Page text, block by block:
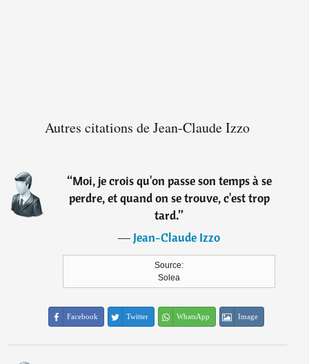
Autres citations de Jean-Claude Izzo
“Moi, je crois qu'on passe son temps à se
perdre, et quand on se trouve, c'est trop
tard.”
―Jean-Claude Izzo
Source:
Solea
Facebook Twitter WhatsApp Image